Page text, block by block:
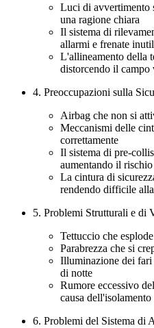
Luci di avvertimento
una ragione chiara
Il sistema di
allarmi e frenate
L'allineamento della
distorcendo il campo
4. Preoccupazioni sulla
Airbag che non si
Meccanismi delle
correttamente
Il sistema di pre-
aumentando il
La cintura di
rendendo difficile
5. Problemi Strutturali e di
Tettuccio che
Parabrezza che si
Illuminazione dei fari
di notte
Rumore eccessivo
causa dell'isolamento
6. Problemi del Sistema di